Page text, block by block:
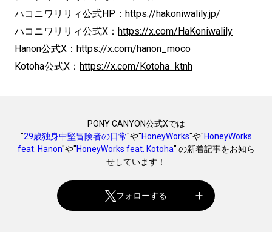
ハコニワリリィ公式HP： https://hakoniwalily.jp/
ハコニワリリィ公式X： https://x.com/HaKoniwalily
Hanon公式X： https://x.com/hanon_moco
Kotoha公式X： https://x.com/Kotoha_ktnh
PONY CANYON公式Xでは
"29歳独身中堅冒険者の日常"や"HoneyWorks"や"HoneyWorks
feat. Hanon"や"HoneyWorks feat. Kotoha" の新着記事をお知ら
せしています！
フォローする